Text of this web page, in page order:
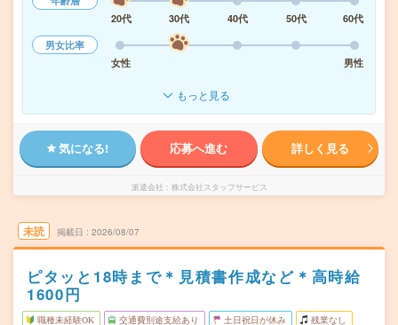
20代
30代 40代 50代
60代
男女比率
女性
男性
もっと見る
気になる! 応募へ進む 詳しく見る
派遣会社 株式会社スタッフサービス
未読 掲載日 2026/08/07
ピタッと18時まで＊見積書作成など＊高時給
1600円
職種未経験OK 交通費別途支給あり 土日祝日が休み 残業なし